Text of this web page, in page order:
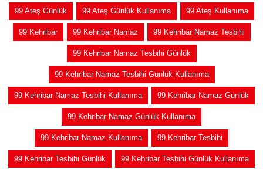
99 Ateş Günlük 99 Ateş Günlük Kullanıma 99 Ateş Kullanıma
99 Kehribar 99 Kehribar Namaz 99 Kehribar Namaz Tesbihi
99 Kehribar Namaz Tesbihi Günlük
99 Kehribar Namaz Tesbihi Günlük Kullanıma
99 Kehribar Namaz Tesbihi Kullanıma 99 Kehribar Namaz Günlük
99 Kehribar Namaz Günlük Kullanıma
99 Kehribar Namaz Kullanıma 99 Kehribar Tesbihi
99 Kehribar Tesbihi Günlük 99 Kehribar Tesbihi Günlük Kullanıma